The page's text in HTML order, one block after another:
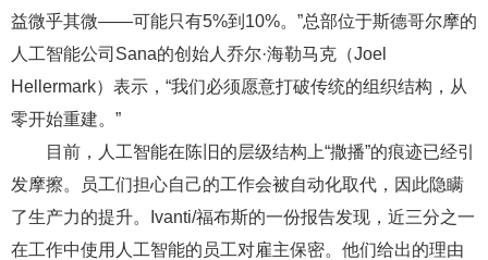
益微乎其微——可能只有5%到10%。”总部位于斯德哥尔摩的
人工智能公司Sana的创始人乔尔·海勒马克（Joel
Hellermark）表示，“我们必须愿意打破传统的组织结构，从
零开始重建。”
目前，人工智能在陈旧的层级结构上“撒播”的痕迹已经引
发摩擦。员工们担心自己的工作会被自动化取代，因此隐瞒
了生产力的提升。Ivanti/福布斯的一份报告发现，近三分之一
在工作中使用人工智能的员工对雇主保密。他们给出的理由